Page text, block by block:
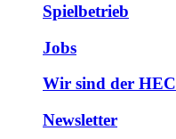
Spielbetrieb
Jobs
Wir sind der HEC
Newsletter